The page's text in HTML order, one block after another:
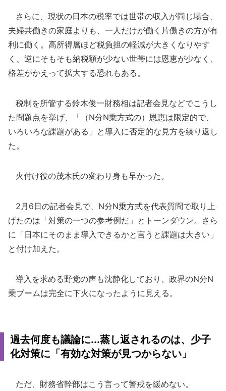
さらに、現状の日本の税率では世帯の収入が同じ場合、
夫婦共働きの家庭よりも、一人だけが働く片働きの方が有
利に働く。高所得層ほど税負担の軽減が大きくなりやす
く、逆にそもそも納税額が少ない世帯には恩恵が少なく、
格差がかえって拡大する恐れもある。
税制を所管する鈴木俊一財務相は記者会見などでこうし
た問題点を挙げ、「（N分N乗方式の）恩恵は限定的で、
いろいろな課題がある」と導入に否定的な見方を繰り返し
た。
火付け役の茂木氏の変わり身も早かった。
2月6日の記者会見で、N分N乗方式を代表質問で取り上
げたのは「対策の一つの参考例だ」とトーンダウン。さら
に「日本にそのまま導入できるかと言うと課題は大きい」
と付け加えた。
導入を求める野党の声も沈静化しており、政界のN分N
乗ブームは完全に下火になったように見える。
過去何度も議論に...蒸し返されるのは、少子
化対策に「有効な対策が見つからない」
ただ、財務省幹部はこう言って警戒を緩めない。